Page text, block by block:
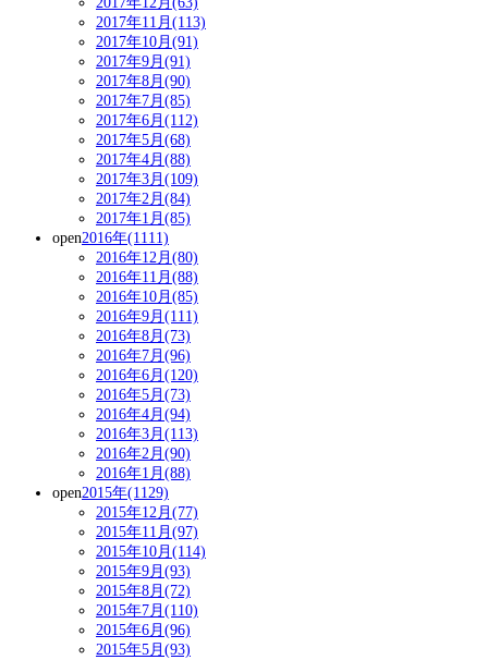
2017年11月(113)
2017年10月(91)
2017年9月(91)
2017年8月(90)
2017年7月(85)
2017年6月(112)
2017年5月(68)
2017年4月(88)
2017年3月(109)
2017年2月(84)
2017年1月(85)
open2016年(1111)
2016年12月(80)
2016年11月(88)
2016年10月(85)
2016年9月(111)
2016年8月(73)
2016年7月(96)
2016年6月(120)
2016年5月(73)
2016年4月(94)
2016年3月(113)
2016年2月(90)
2016年1月(88)
open2015年(1129)
2015年12月(77)
2015年11月(97)
2015年10月(114)
2015年9月(93)
2015年8月(72)
2015年7月(110)
2015年6月(96)
2015年5月(93)